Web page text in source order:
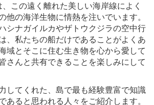
この遠く離れた美しい海岸線によく
他の海洋生物に情熱を注いでいます。
シナガイルカやザトウクジラの空中行
、私たちの船だけであることがよくあ
域とそこに住む生き物を心から愛して
さんと共有できることを楽しみにして
してくれた、島で最も経験豊富で知識
あると思われる人々をご紹介します。